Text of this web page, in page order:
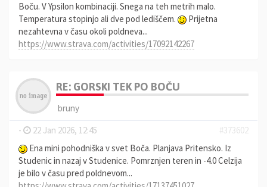
Boču. V Ypsilon kombinaciji. Snega na teh metrih malo.
Temperatura stopinjo ali dve pod lediščem.
Prijetna
nezahtevna v času okoli poldneva...
https://www.strava.com/activities/17092142267
RE: GORSKI TEK PO BOČU
bruny
-
22 Jan 2026, 12:45
#373602
Ena mini pohodniška v svet Boča. Planjava Pritensko. Iz
Studenic in nazaj v Studenice. Pomrznjen teren in -4.0 Celzija
je bilo v času pred poldnevom...